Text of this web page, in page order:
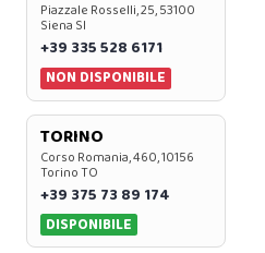
Piazzale Rosselli, 25, 53100
Siena SI
+39 335 528 6171
NON DISPONIBILE
TORINO
Corso Romania, 460, 10156
Torino TO
+39 375 73 89 174
DISPONIBILE